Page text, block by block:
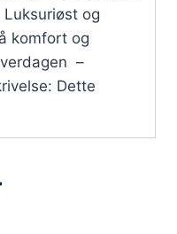
og
komfort og
–
Dette